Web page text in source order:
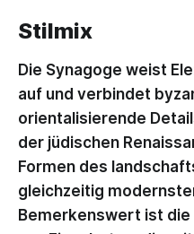
Stilmix
Die Synagoge weist
auf und verbindet
orientalisierende
der jüdischen
Formen des
gleichzeitig
Bemerkenswert ist die